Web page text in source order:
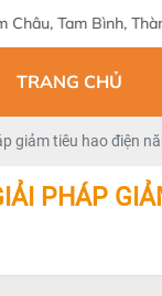
Chí Minh
TRANG CHỦ
giảm tiêu hao điện
PHÁP